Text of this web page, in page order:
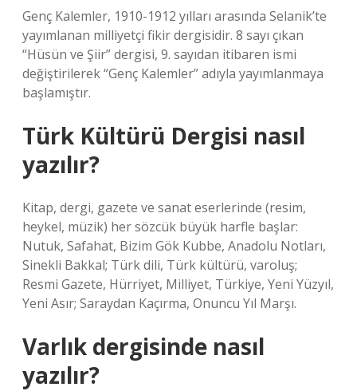
Genç Kalemler, 1910-1912 yılları arasında Selanik’te
yayımlanan milliyetçi fikir dergisidir. 8 sayı çıkan
“Hüsün ve Şiir” dergisi, 9. sayıdan itibaren ismi
değiştirilerek “Genç Kalemler” adıyla yayımlanmaya
başlamıştır.
Türk Kültürü Dergisi nasıl
yazılır?
Kitap, dergi, gazete ve sanat eserlerinde (resim,
heykel, müzik) her sözcük büyük harfle başlar:
Nutuk, Safahat, Bizim Gök Kubbe, Anadolu Notları,
Sinekli Bakkal; Türk dili, Türk kültürü, varoluş;
Resmi Gazete, Hürriyet, Milliyet, Türkiye, Yeni Yüzyıl,
Yeni Asır; Saraydan Kaçırma, Onuncu Yıl Marşı.
Varlık dergisinde nasıl
yazılır?